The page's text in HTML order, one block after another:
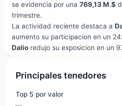
se evidencia por una 769,13 M.$
trimestre.
La actividad reciente destaca a
aumento su participacion en un
Dalioredujo su exposicion en un
Principales tenedores
Top 5 por valor